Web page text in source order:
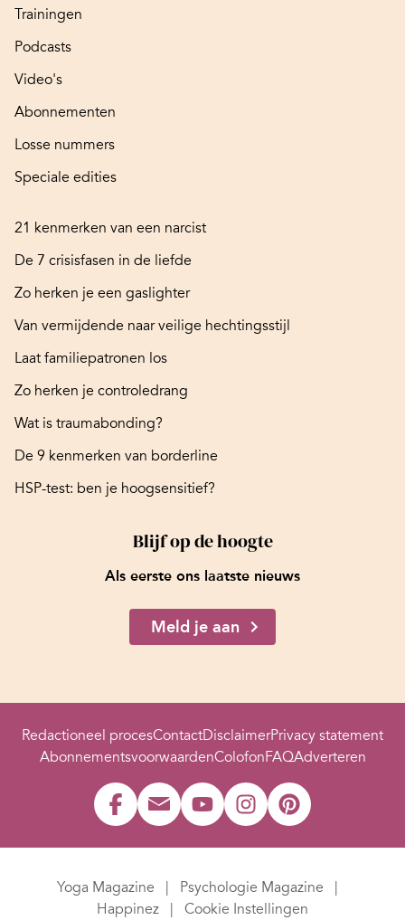
Trainingen
Podcasts
Video's
Abonnementen
Losse nummers
Speciale edities
21 kenmerken van een narcist
De 7 crisisfasen in de liefde
Zo herken je een gaslighter
Van vermijdende naar veilige hechtingsstijl
Laat familiepatronen los
Zo herken je controledrang
Wat is traumabonding?
De 9 kenmerken van borderline
HSP-test: ben je hoogsensitief?
Blijf op de hoogte
Als eerste ons laatste nieuws
Meld je aan
Redactioneel procesContactDisclaimerPrivacy statement
AbonnementsvoorwaardenColofonFAQAdverteren
Yoga Magazine
Psychologie Magazine
Happinez
Cookie Instellingen